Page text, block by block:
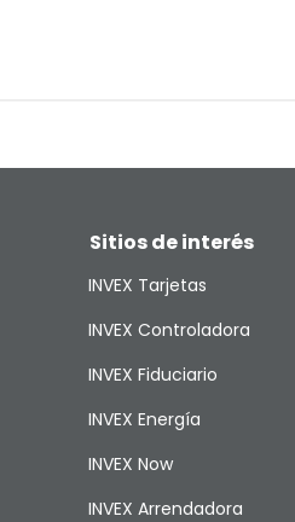
Sitios de interés
INVEX Tarjetas
INVEX Controladora
INVEX Fiduciario
INVEX Energía
INVEX Now
INVEX Arrendadora